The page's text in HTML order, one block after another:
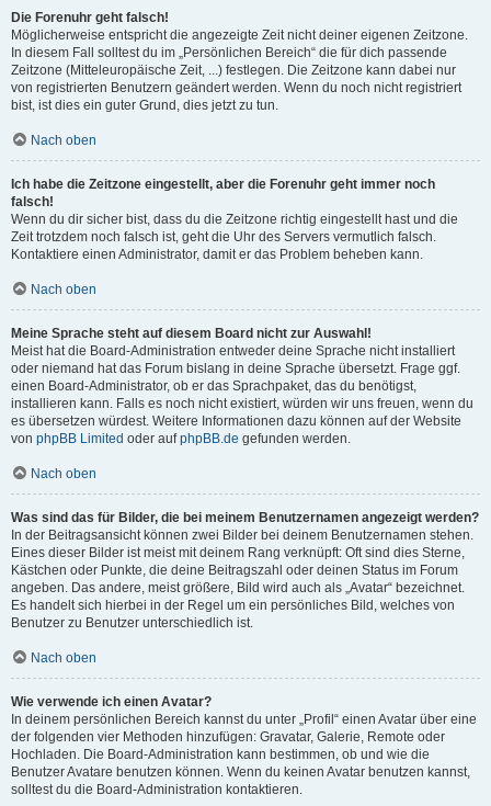
Die Forenuhr geht falsch!
Möglicherweise entspricht die angezeigte Zeit nicht deiner eigenen Zeitzone.
In diesem Fall solltest du im „Persönlichen Bereich“ die für dich passende
Zeitzone (Mitteleuropäische Zeit, ...) festlegen. Die Zeitzone kann dabei nur
von registrierten Benutzern geändert werden. Wenn du noch nicht registriert
bist, ist dies ein guter Grund, dies jetzt zu tun.
Nach oben
Ich habe die Zeitzone eingestellt, aber die Forenuhr geht immer noch
falsch!
Wenn du dir sicher bist, dass du die Zeitzone richtig eingestellt hast und die
Zeit trotzdem noch falsch ist, geht die Uhr des Servers vermutlich falsch.
Kontaktiere einen Administrator, damit er das Problem beheben kann.
Nach oben
Meine Sprache steht auf diesem Board nicht zur Auswahl!
Meist hat die Board-Administration entweder deine Sprache nicht installiert
oder niemand hat das Forum bislang in deine Sprache übersetzt. Frage ggf.
einen Board-Administrator, ob er das Sprachpaket, das du benötigst,
installieren kann. Falls es noch nicht existiert, würden wir uns freuen, wenn du
es übersetzen würdest. Weitere Informationen dazu können auf der Website
von phpBB Limited oder aufphpBB.de gefunden werden.
Nach oben
Was sind das für Bilder, die bei meinem Benutzernamen angezeigt werden?
In der Beitragsansicht können zwei Bilder bei deinem Benutzernamen stehen.
Eines dieser Bilder ist meist mit deinem Rang verknüpft: Oft sind dies Sterne,
Kästchen oder Punkte, die deine Beitragszahl oder deinen Status im Forum
angeben. Das andere, meist größere, Bild wird auch als „Avatar“ bezeichnet.
Es handelt sich hierbei in der Regel um ein persönliches Bild, welches von
Benutzer zu Benutzer unterschiedlich ist.
Nach oben
Wie verwende ich einen Avatar?
In deinem persönlichen Bereich kannst du unter „Profil“ einen Avatar über eine
der folgenden vier Methoden hinzufügen: Gravatar, Galerie, Remote oder
Hochladen. Die Board-Administration kann bestimmen, ob und wie die
Benutzer Avatare benutzen können. Wenn du keinen Avatar benutzen kannst,
solltest du die Board-Administration kontaktieren.